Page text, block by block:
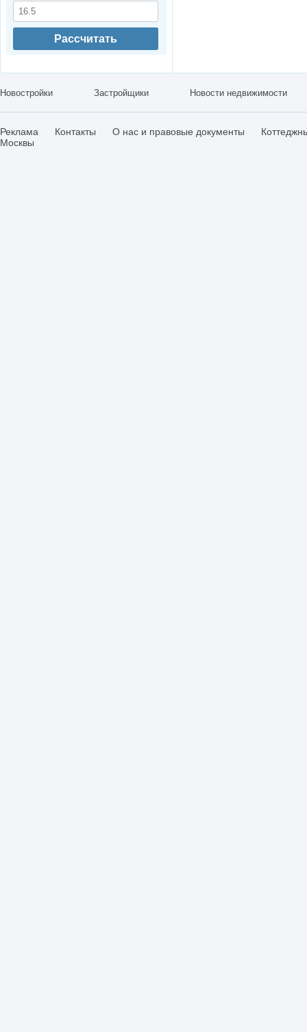
Рассчитать
Новостройки Застройщики Новости недвижимости
Реклама Контакты О нас и правовые документы
Москвы